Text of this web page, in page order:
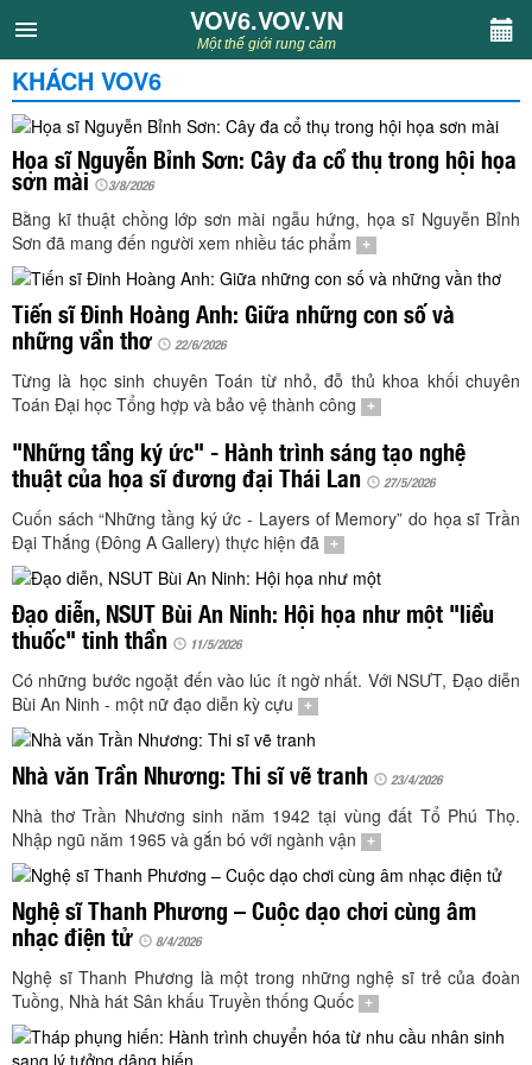
VOV6.VOV.VN
CHUYÊN MỤC
Khách VOV6
Văn học
Nghệ thuật
Sân khấu
Thiếu nhi
Kết nối VOV6
TÌM KIẾM
Vận hành bởi QI Corp
VOV6.VOV.VN
Một thế giới rung cảm
KHÁCH VOV6
Họa sĩ Nguyễn Bỉnh Sơn: Cây đa cổ thụ trong hội họa
sơn mài 3/8/2026
Bằng kĩ thuật chồng lớp sơn mài ngẫu hứng, họa sĩ Nguyễn Bỉnh
Sơn đã mang đến người xem nhiều tác phẩm
+
Tiến sĩ Đinh Hoàng Anh: Giữa những con số và
những vần thơ 22/6/2026
Từng là học sinh chuyên Toán từ nhỏ, đỗ thủ khoa khối chuyên
Toán Đại học Tổng hợp và bảo vệ thành công
+
"Những tầng ký ức" - Hành trình sáng tạo nghệ
thuật của họa sĩ đương đại Thái Lan 27/5/2026
Cuốn sách “Những tầng ký ức - Layers of Memory” do họa sĩ Trần
Đại Thắng (Đông A Gallery) thực hiện đã
+
Đạo diễn, NSUT Bùi An Ninh: Hội họa như một "liều
thuốc" tinh thần 11/5/2026
Có những bước ngoặt đến vào lúc ít ngờ nhất. Với NSƯT, Đạo diễn
Bùi An Ninh - một nữ đạo diễn kỳ cựu
+
Nhà văn Trần Nhương: Thi sĩ vẽ tranh 23/4/2026
Nhà thơ Trần Nhương sinh năm 1942 tại vùng đất Tổ Phú Thọ.
Nhập ngũ năm 1965 và gắn bó với ngành vận
+
Nghệ sĩ Thanh Phương – Cuộc dạo chơi cùng âm
nhạc điện tử 8/4/2026
Nghệ sĩ Thanh Phương là một trong những nghệ sĩ trẻ của đoàn
Tuồng, Nhà hát Sân khấu Truyền thống Quốc
+